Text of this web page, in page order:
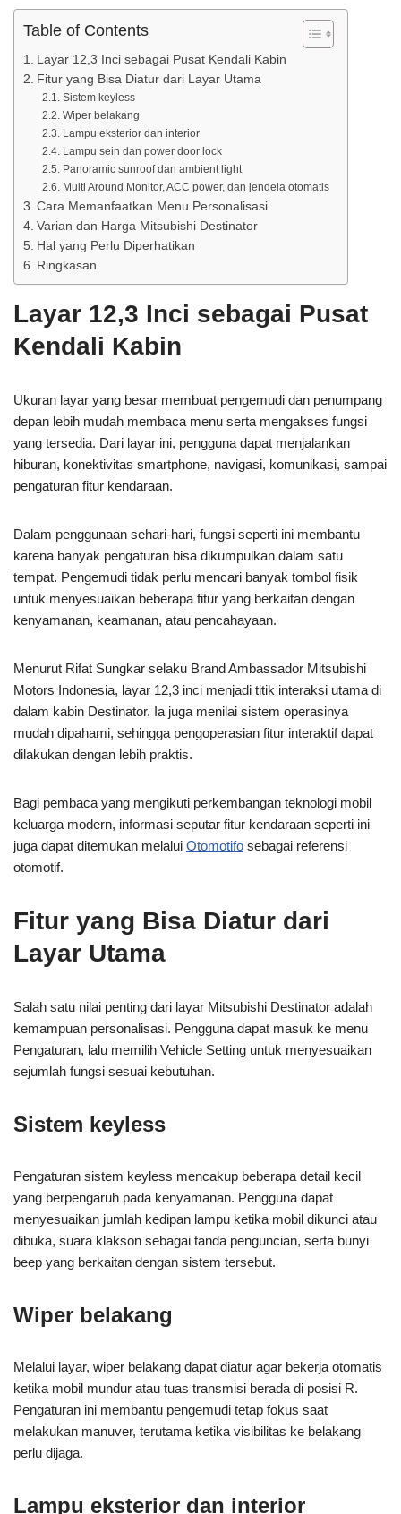
Table of Contents
Layar 12,3 Inci sebagai Pusat Kendali Kabin
Fitur yang Bisa Diatur dari Layar Utama
Sistem keyless
Wiper belakang
Lampu eksterior dan interior
Lampu sein dan power door lock
Panoramic sunroof dan ambient light
Multi Around Monitor, ACC power, dan jendela otomatis
Cara Memanfaatkan Menu Personalisasi
Varian dan Harga Mitsubishi Destinator
Hal yang Perlu Diperhatikan
Ringkasan
Layar 12,3 Inci sebagai Pusat
Kendali Kabin
Ukuran layar yang besar membuat pengemudi dan penumpang
depan lebih mudah membaca menu serta mengakses fungsi
yang tersedia. Dari layar ini, pengguna dapat menjalankan
hiburan, konektivitas smartphone, navigasi, komunikasi, sampai
pengaturan fitur kendaraan.
Dalam penggunaan sehari-hari, fungsi seperti ini membantu
karena banyak pengaturan bisa dikumpulkan dalam satu
tempat. Pengemudi tidak perlu mencari banyak tombol fisik
untuk menyesuaikan beberapa fitur yang berkaitan dengan
kenyamanan, keamanan, atau pencahayaan.
Menurut Rifat Sungkar selaku Brand Ambassador Mitsubishi
Motors Indonesia, layar 12,3 inci menjadi titik interaksi utama di
dalam kabin Destinator. Ia juga menilai sistem operasinya
mudah dipahami, sehingga pengoperasian fitur interaktif dapat
dilakukan dengan lebih praktis.
Bagi pembaca yang mengikuti perkembangan teknologi mobil
keluarga modern, informasi seputar fitur kendaraan seperti ini
juga dapat ditemukan melalui Otomotifo sebagai referensi
otomotif.
Fitur yang Bisa Diatur dari
Layar Utama
Salah satu nilai penting dari layar Mitsubishi Destinator adalah
kemampuan personalisasi. Pengguna dapat masuk ke menu
Pengaturan, lalu memilih Vehicle Setting untuk menyesuaikan
sejumlah fungsi sesuai kebutuhan.
Sistem keyless
Pengaturan sistem keyless mencakup beberapa detail kecil
yang berpengaruh pada kenyamanan. Pengguna dapat
menyesuaikan jumlah kedipan lampu ketika mobil dikunci atau
dibuka, suara klakson sebagai tanda penguncian, serta bunyi
beep yang berkaitan dengan sistem tersebut.
Wiper belakang
Melalui layar, wiper belakang dapat diatur agar bekerja otomatis
ketika mobil mundur atau tuas transmisi berada di posisi R.
Pengaturan ini membantu pengemudi tetap fokus saat
melakukan manuver, terutama ketika visibilitas ke belakang
perlu dijaga.
Lampu eksterior dan interior